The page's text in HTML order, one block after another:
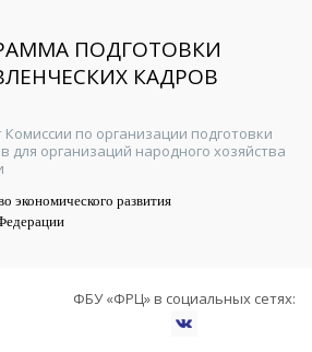
ПОДГОТОВКИ
КАДРОВ
по организации подготовки
для организаций народного хозяйства
экономического развития
ФБУ «ФРЦ» в социальных сетях: